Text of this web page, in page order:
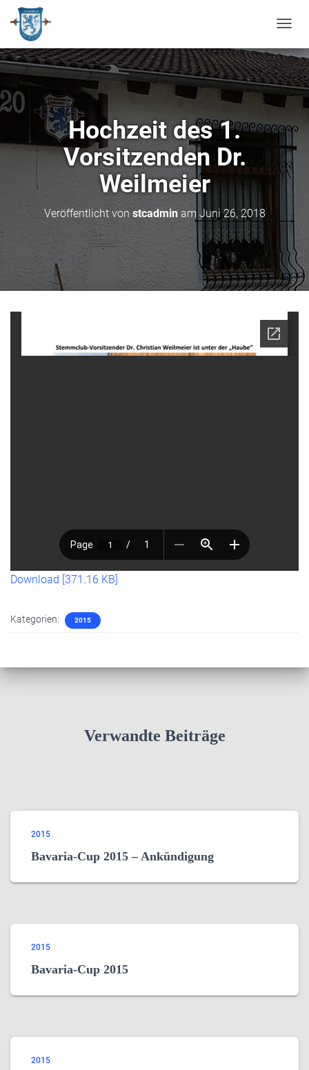
A
V
I
G
I
N
U
M
T
E
N
Hochzeit des 1.
Vorsitzenden Dr.
Weilmeier
Veröffentlicht vonstcadminam Juni 26, 2018
Download [371.16 KB]
Kategorien: 2015
Verwandte Beiträge
2015
Bavaria-Cup 2015 – Ankündigung
2015
Bavaria-Cup 2015
2015